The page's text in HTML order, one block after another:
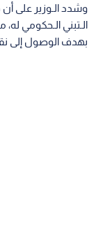
وشدد الـوزير على
الـتبني الـحكومي
بهدف الوصول إلى